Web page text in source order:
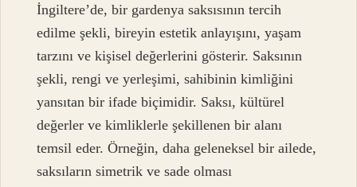
İngiltere’de, bir gardenya saksısının tercih
edilme şekli, bireyin estetik anlayışını, yaşam
tarzını ve kişisel değerlerini gösterir. Saksının
şekli, rengi ve yerleşimi, sahibinin kimliğini
yansıtan bir ifade biçimidir. Saksı, kültürel
değerler ve kimliklerle şekillenen bir alanı
temsil eder. Örneğin, daha geleneksel bir ailede,
saksıların simetrik ve sade olması